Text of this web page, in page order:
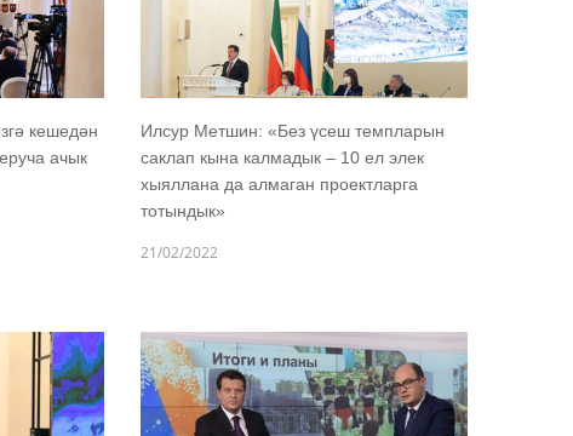
кешедән
ачык
Илсур Метшин: «Без үсеш темпларын
саклап кына калмадык – 10 ел элек
хыяллана да алмаган проектларга
тотындык»
21/02/2022